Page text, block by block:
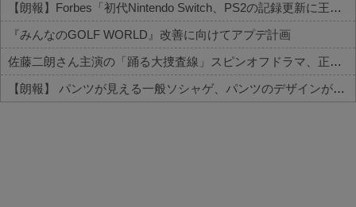
【朗報】Forbes「初代Nintendo Switch、PS2の記録更新に王手 世界一まで残り150万台」
『みんなのGOLF WORLD』改善に向けてアプデ計画
佐藤二朗さん主演の「踊る大捜査線」スピンオフドラマ、正式に中止との報道
【朗報】 パンツが見える一般ソシャゲ、パンツのデザインが上方修正される